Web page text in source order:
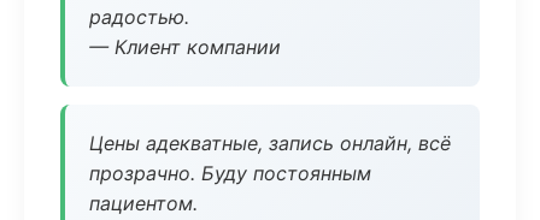
радостью.
— Клиент компании
Цены адекватные, запись онлайн, всё
прозрачно. Буду постоянным
пациентом.